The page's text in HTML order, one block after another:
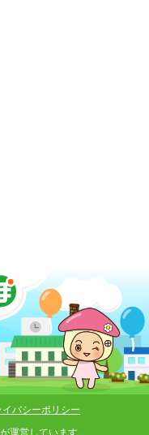
イバシーポリシー
が運営しています。